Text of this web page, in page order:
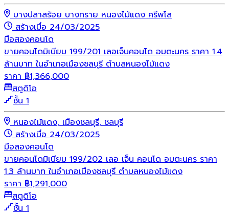
บางปลาสร้อย บางทราย หนองไม้แดง ศรีพโล
สร้างเมื่อ 24/03/2025
มือสองคอนโด
ขายคอนโดมิเนียม 199/201 เลอเจ็นคอนโด อมตะนคร ราคา 1.4
ล้านบาท ในอำเภอเมืองชลบุรี ตำบลหนองไม้แดง
ราคา ฿1,366,000
สตูดิโอ
ชั้น 1
หนองไม้แดง, เมืองชลบุรี, ชลบุรี
สร้างเมื่อ 24/03/2025
มือสองคอนโด
ขายคอนโดมิเนียม 199/202 เลอ เจ็น คอนโด อมตะนคร ราคา
1.3 ล้านบาท ในอำเภอเมืองชลบุรี ตำบลหนองไม้แดง
ราคา ฿1,291,000
สตูดิโอ
ชั้น 1